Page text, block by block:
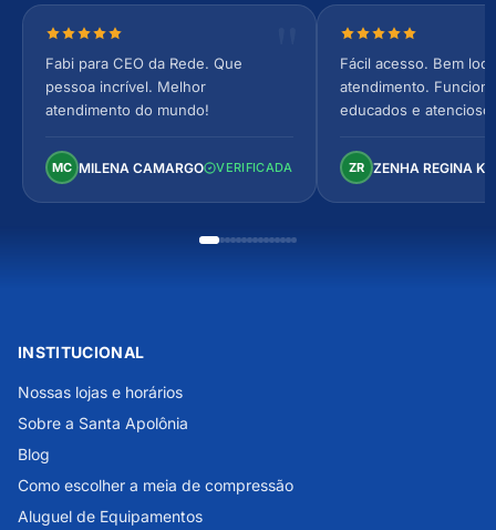
Nota 5 de 5 estrelas
Fabi para CEO da Rede. Que
pessoa incrível. Melhor
atendimento do mundo!
MC MILENA CAMARGO VERIFICADA
Nota 5 de 5
Fácil acesso. Bem
atendimento.
educados e
Perfeito!
ZR ZENHA REGINA
INSTITUCIONAL
Nossas lojas e horários
Sobre a Santa Apolônia
Blog
Como escolher a meia de compressão
Aluguel de Equipamentos